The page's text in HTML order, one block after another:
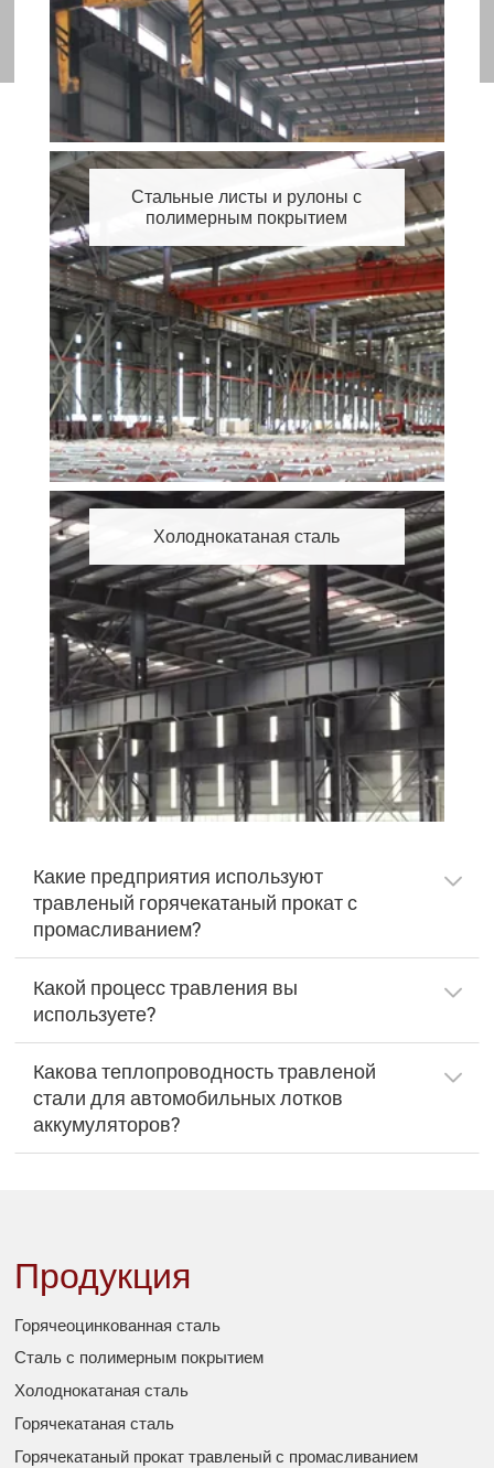
Стальные листы и рулоны с
полимерным покрытием
Холоднокатаная сталь
Какие предприятия используют
травленый горячекатаный прокат с
промасливанием?
Какой процесс травления вы
используете?
Какова теплопроводность травленой
стали для автомобильных лотков
аккумуляторов?
Продукция
Горячеоцинкованная сталь
Сталь с полимерным покрытием
Холоднокатаная сталь
Горячекатаная сталь
Горячекатаный прокат травленый с промасливанием